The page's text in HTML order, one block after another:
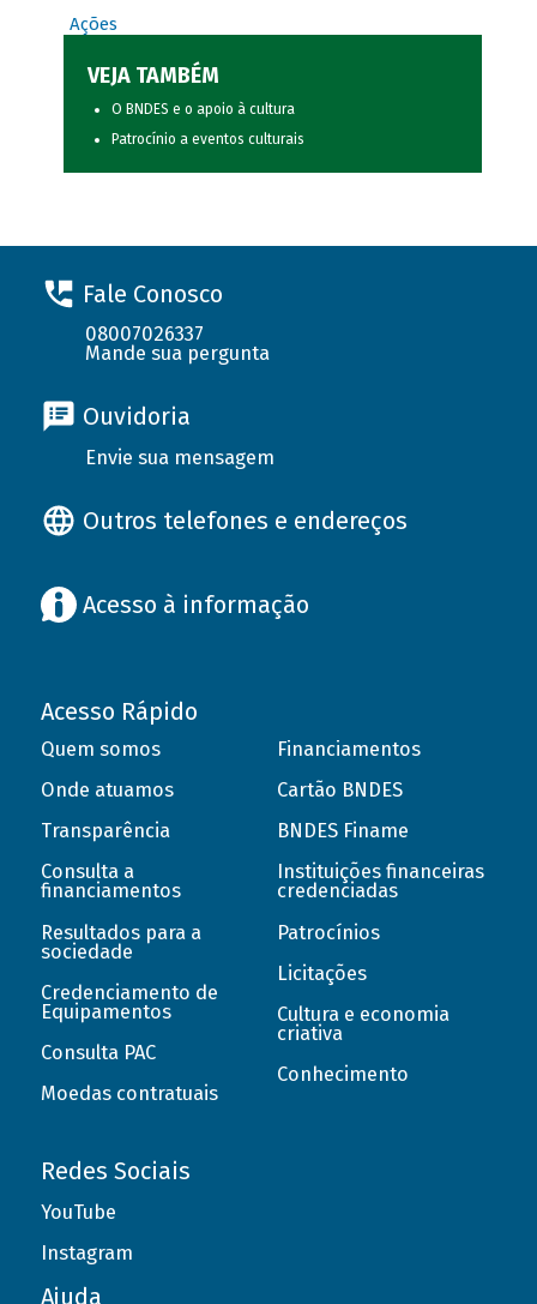
Ações
VEJA TAMBÉM
O BNDES e o apoio à cultura
Patrocínio a eventos culturais
Fale Conosco
08007026337
Mande sua pergunta
Ouvidoria
Envie sua mensagem
Outros telefones e endereços
Acesso à informação
Acesso Rápido
Quem somos
Onde atuamos
Transparência
Consulta a
financiamentos
Resultados para a
sociedade
Credenciamento de
Equipamentos
Consulta PAC
Moedas contratuais
Financiamentos
Cartão BNDES
BNDES Finame
Instituições financeiras
credenciadas
Patrocínios
Licitações
Cultura e economia
criativa
Conhecimento
Redes Sociais
YouTube
Instagram
Ajuda